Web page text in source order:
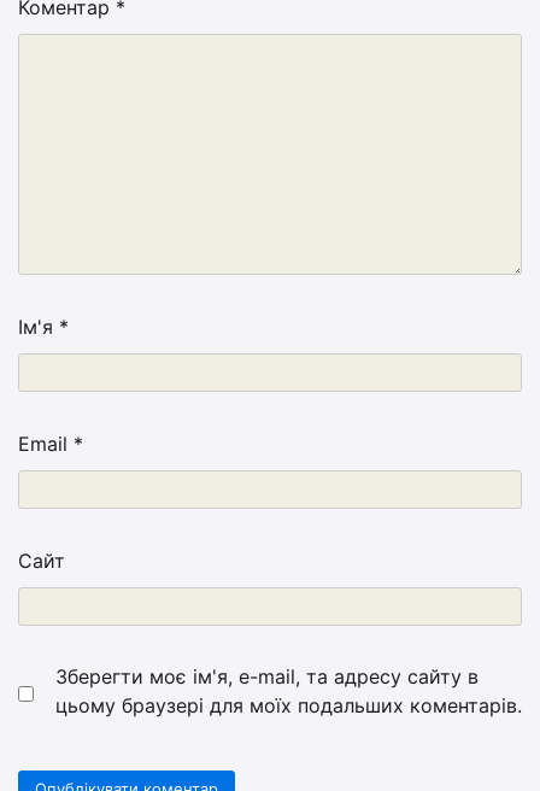
Коментар *
Ім'я *
Email *
Сайт
Зберегти моє ім'я, e-mail, та адресу сайту в
цьому браузері для моїх подальших коментарів.